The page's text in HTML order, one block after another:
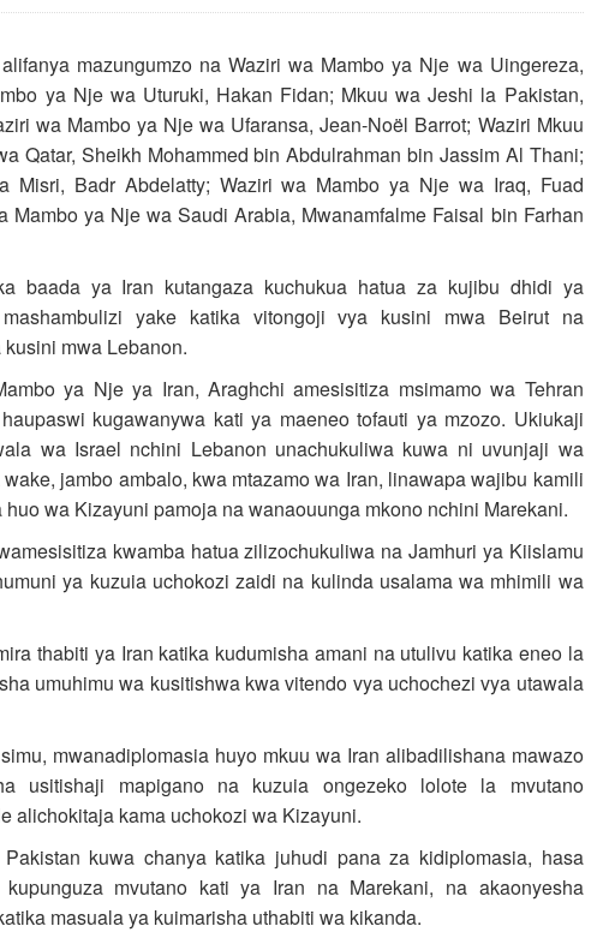
mazungumzo na Waziri wa Mambo ya Nje wa Uingereza,
ya Nje wa Uturuki, Hakan Fidan; Mkuu wa Jeshi la Pakistan,
wa Mambo ya Nje wa Ufaransa, Jean‑Noël Barrot; Waziri Mkuu
Qatar, Sheikh Mohammed bin Abdulrahman bin Jassim Al Thani;
Misri, Badr Abdelatty; Waziri wa Mambo ya Nje wa Iraq, Fuad
Mambo ya Nje wa Saudi Arabia, Mwanamfalme Faisal bin Farhan
baada ya Iran kutangaza kuchukua hatua za kujibu dhidi ya
yake katika vitongoji vya kusini mwa Beirut na
mwa Lebanon.
ya Nje ya Iran, Araghchi amesisitiza msimamo wa Tehran
kugawanywa kati ya maeneo tofauti ya mzozo. Ukiukaji
wa Israel nchini Lebanon unachukuliwa kuwa ni uvunjaji wa
jambo ambalo, kwa mtazamo wa Iran, linawapa wajibu kamili
wa Kizayuni pamoja na wanaouunga mkono nchini Marekani.
kwamba hatua zilizochukuliwa na Jamhuri ya Kiislamu
ya kuzuia uchokozi zaidi na kulinda usalama wa mhimili wa
thabiti ya Iran katika kudumisha amani na utulivu katika eneo la
umuhimu wa kusitishwa kwa vitendo vya uchochezi vya utawala
mwanadiplomasia huyo mkuu wa Iran alibadilishana mawazo
usitishaji mapigano na kuzuia ongezeko lolote la mvutano
alichokitaja kama uchokozi wa Kizayuni.
kuwa chanya katika juhudi pana za kidiplomasia, hasa
mvutano kati ya Iran na Marekani, na akaonyesha
masuala ya kuimarisha uthabiti wa kikanda.